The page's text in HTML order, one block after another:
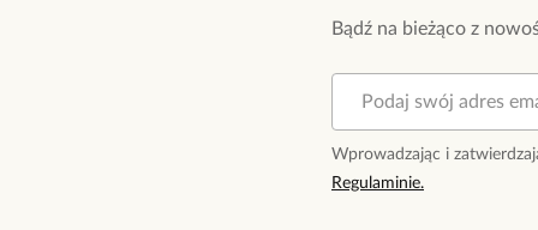
Bądź na bieżąco z
Wprowadzając i
Regulaminie.